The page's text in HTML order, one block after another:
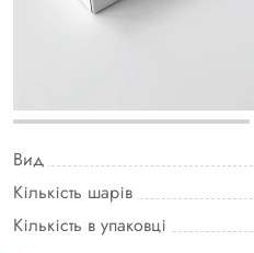
Вид
Кількість шарів
Кількість в упаковці